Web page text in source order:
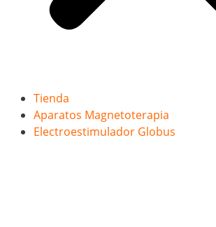
Tienda
Aparatos Magnetoterapia
Electroestimulador Globus